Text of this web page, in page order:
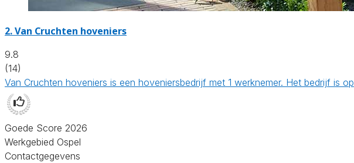
2.Van Cruchten hoveniers
9.8
(14)
Van Cruchten hoveniers is een hoveniersbedrijf met 1 werknemer. Het bedrijf is
Goede Score 2026
Werkgebied Ospel
Contactgegevens